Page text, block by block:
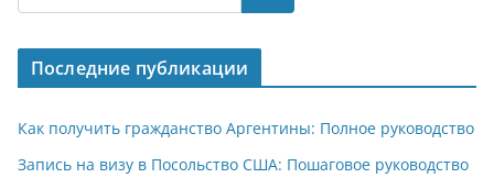
Последние публикации
Как получить гражданство Аргентины: Полное руководство
Запись на визу в Посольство США: Пошаговое руководство